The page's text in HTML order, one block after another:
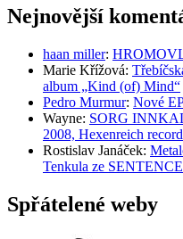
Nejnovější
haan miller:
Marie Křížová:
album „Kind (of) Mind“
Pedro Murmur: Nové
Wayne: SORG
2008, Hexenreich
Rostislav Janáček:
Tenkula ze
Spřátelené weby